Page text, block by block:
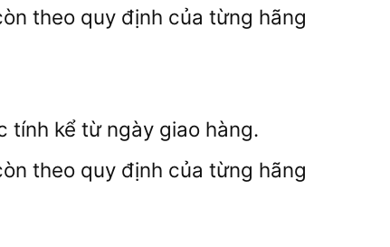
theo quy định của từng hãng
tính kể từ ngày giao hàng.
theo quy định của từng hãng